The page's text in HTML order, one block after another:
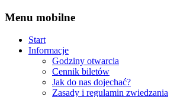
Menu mobilne
Start
Informacje
Godziny otwarcia
Cennik biletów
Jak do nas dojechać?
Zasady i regulamin zwiedzania